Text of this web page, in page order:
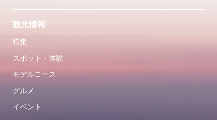
観光情報
特集
スポット・体験
モデルコース
グルメ
イベント